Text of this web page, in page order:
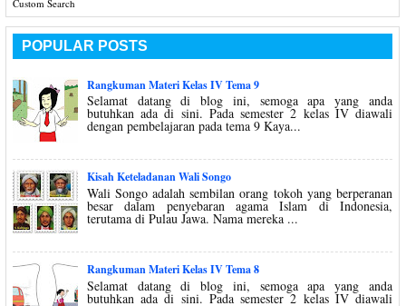
Custom Search
POPULAR POSTS
Rangkuman Materi Kelas IV Tema 9
Selamat datang di blog ini, semoga apa yang anda
butuhkan ada di sini. Pada semester 2 kelas IV diawali
dengan pembelajaran pada tema 9 Kaya...
Kisah Keteladanan Wali Songo
Wali Songo adalah sembilan orang tokoh yang berperanan
besar dalam penyebaran agama Islam di Indonesia,
terutama di Pulau Jawa. Nama mereka ...
Rangkuman Materi Kelas IV Tema 8
Selamat datang di blog ini, semoga apa yang anda
butuhkan ada di sini. Pada semester 2 kelas IV diawali